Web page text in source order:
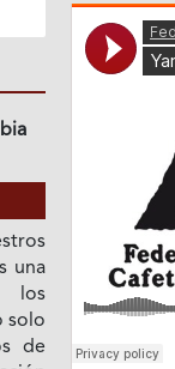
una
los
solo
de